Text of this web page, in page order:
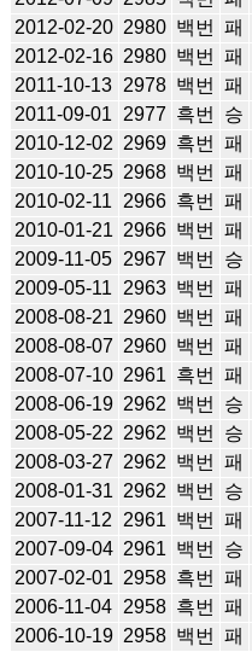
2012-02-20 2980 백번 패
2012-02-16 2980 백번 패
2011-10-13 2978 백번 패
2011-09-01
2977 흑번 승
2010-12-02 2969 흑번 패
2010-10-25 2968 백번 패
2010-02-11
2966 흑번 패
2010-01-21 2966 백번 패
2009-11-05 2967 백번 승
2009-05-11
2963 백번 패
2008-08-21 2960 백번 패
2008-08-07 2960 백번 패
2008-07-10 2961 흑번 패
2008-06-19 2962 백번 승
2008-05-22 2962 백번 승
2008-03-27 2962 백번 패
2008-01-31 2962 백번 승
2007-11-12
2961 백번 패
2007-09-04 2961 백번 승
2007-02-01 2958 흑번 패
2006-11-04 2958 흑번 패
2006-10-19 2958 백번 패